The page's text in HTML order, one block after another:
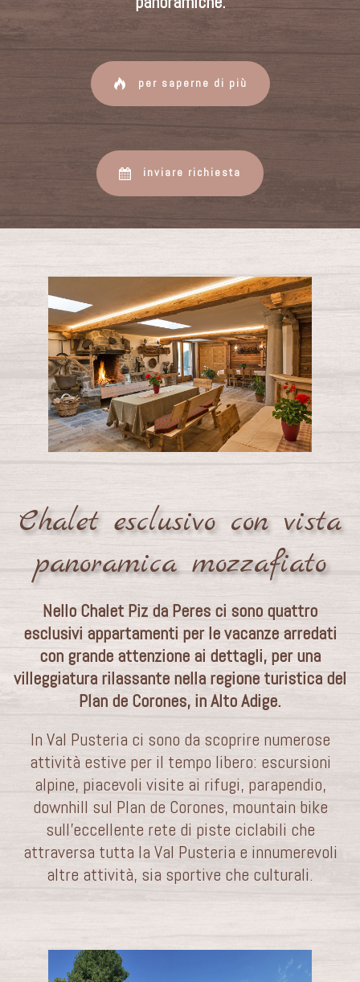
per saperne di più
inviare richiesta
Chalet esclusivo con vista
panoramica mozzafiato
Nello Chalet Piz da Peres ci sono quattro
esclusivi appartamenti per le vacanze arredati
con grande attenzione ai dettagli, per una
villeggiatura rilassante nella regione turistica del
Plan de Corones, in Alto Adige.
In Val Pusteria ci sono da scoprire numerose
attività estive per il tempo libero: escursioni
alpine, piacevoli visite ai rifugi, parapendio,
downhill sul Plan de Corones, mountain bike
sull’eccellente rete di piste ciclabili che
attraversa tutta la Val Pusteria e innumerevoli
altre attività, sia sportive che culturali.